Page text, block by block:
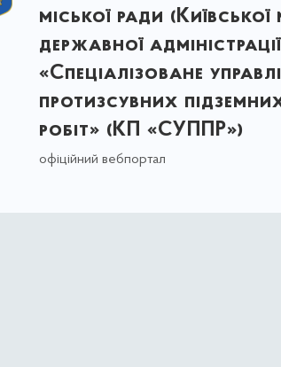
міської ради (Київської
державної
«Спеціалізоване
протизсувних
робіт» (КП «СУППР»)
офіційний вебпортал